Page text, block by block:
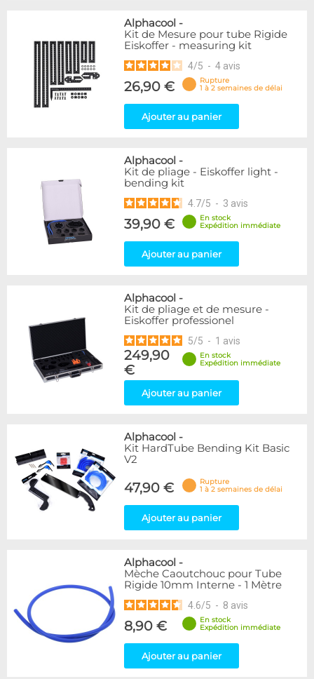
Alphacool -
Kit de Mesure pour tube Rigide
Eiskoffer - measuring kit
4/5 - 4 avis
26,90 €
Rupture
1 à 2 semaines de délai
Ajouter au panier
Alphacool -
Kit de pliage - Eiskoffer light -
bending kit
4.7/5 - 3 avis
39,90 €
En stock
Expédition immédiate
Ajouter au panier
Alphacool -
Kit de pliage et de mesure -
Eiskoffer professionel
5/5 - 1 avis
249,90
€
En stock
Expédition immédiate
Ajouter au panier
Alphacool -
Kit HardTube Bending Kit Basic
V2
47,90 €
Rupture
1 à 2 semaines de délai
Ajouter au panier
Alphacool -
Mèche Caoutchouc pour Tube
Rigide 10mm Interne - 1 Mètre
4.6/5 - 8 avis
8,90 €
En stock
Expédition immédiate
Ajouter au panier